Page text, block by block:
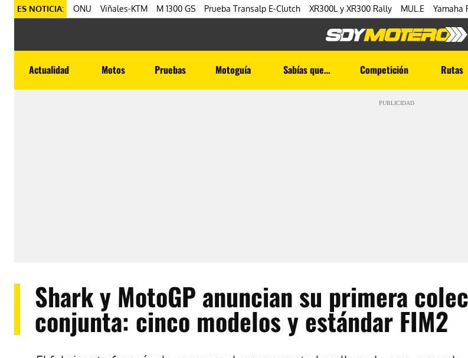
ES NOTICIA: ONU Viñales-KTM M 1300 GS Prueba Transalp E-Clutch XR300L y XR300 Rally MUL.E Yamaha
Actualidad Motos Pruebas Motoguía Sabías que… Competición Rutas
PUBLICIDAD
Shark y MotoGP anuncian su primera
conjunta: cinco modelos y estándar FIM2